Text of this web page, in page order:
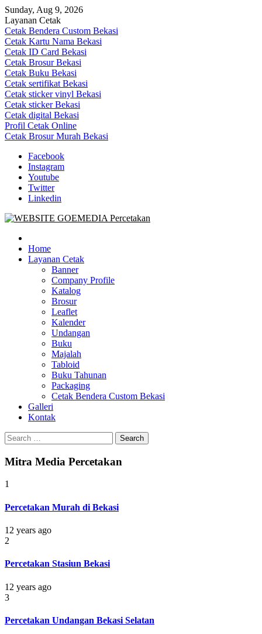
Skip
to
content
Sunday, Aug 9, 2026
Layanan Cetak
Cetak Bendera Custom Bekasi
Cetak Kartu Nama Bekasi
Cetak ID Card Bekasi
Cetak Brosur Bekasi
Cetak Buku Bekasi
Cetak sertifikat Bekasi
Cetak sticker vinyl Bekasi
Cetak sticker Bekasi
Cetak digital Bekasi
Profil Cetak Online
Cetak Brosur Murah Bekasi
Facebook
Instagram
Youtube
Twitter
Linkedin
Goe Media Percetakan | 0822-4439-5599 (Call/WA)
0822-4439-5599 (Call/WA) Percetakan jasa cetak banner buku yasin
invoice kartu nama label map nota spanduk stiker undangan
pernikahan murah online 24 jam
Home
Layanan Cetak
Banner
Company Profile
Katalog
Brosur
Leaflet
Kalender
Undangan
Buku
Majalah
Tabloid
Buku Tahunan
Packaging
Cetak Bendera Custom Bekasi
Galleri
Kontak
Search
for:
Mitra Media Percetakan
1
Percetakan Murah di Bekasi
12 years ago
2
Percetakan Stasiun Bekasi
12 years ago
3
Percetakan Undangan Bekasi Selatan